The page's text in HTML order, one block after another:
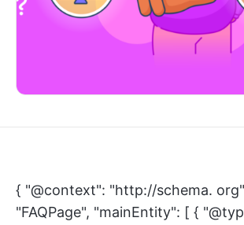
{ "@context": "http://schema.
"FAQPage", "mainEntity": [ {